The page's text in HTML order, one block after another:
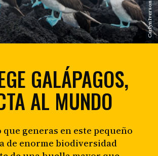
Carlyn Iverson
GALÁPAGOS,
AL MUNDO
que generas en este pequeño
de enorme biodiversidad